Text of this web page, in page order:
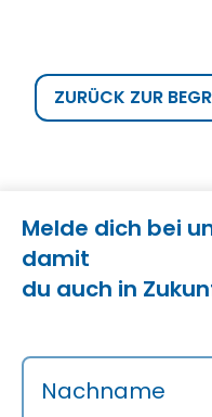
ZURÜCK ZUR
Melde dich bei
damit
du auch in
Nachname